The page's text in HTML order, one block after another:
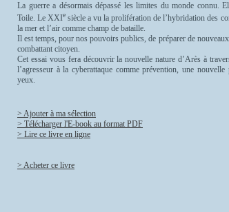
La guerre a désormais dépassé les limites du monde connu.
Toile. Le XXIe siècle a vu la prolifération de l’hybridation des
la mer et l’air comme champ de bataille.
Il est temps, pour nos pouvoirs publics, de préparer de
combattant citoyen.
Cet essai vous fera découvrir la nouvelle nature d’Arès à
l’agresseur à la cyberattaque comme prévention, une
yeux.
> Ajouter à ma sélection
> Télécharger l'E-book au format PDF
> Lire ce livre en ligne
> Acheter ce livre